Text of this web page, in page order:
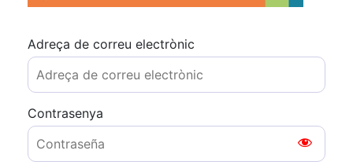
Adreça de correu electrònic
Contrasenya